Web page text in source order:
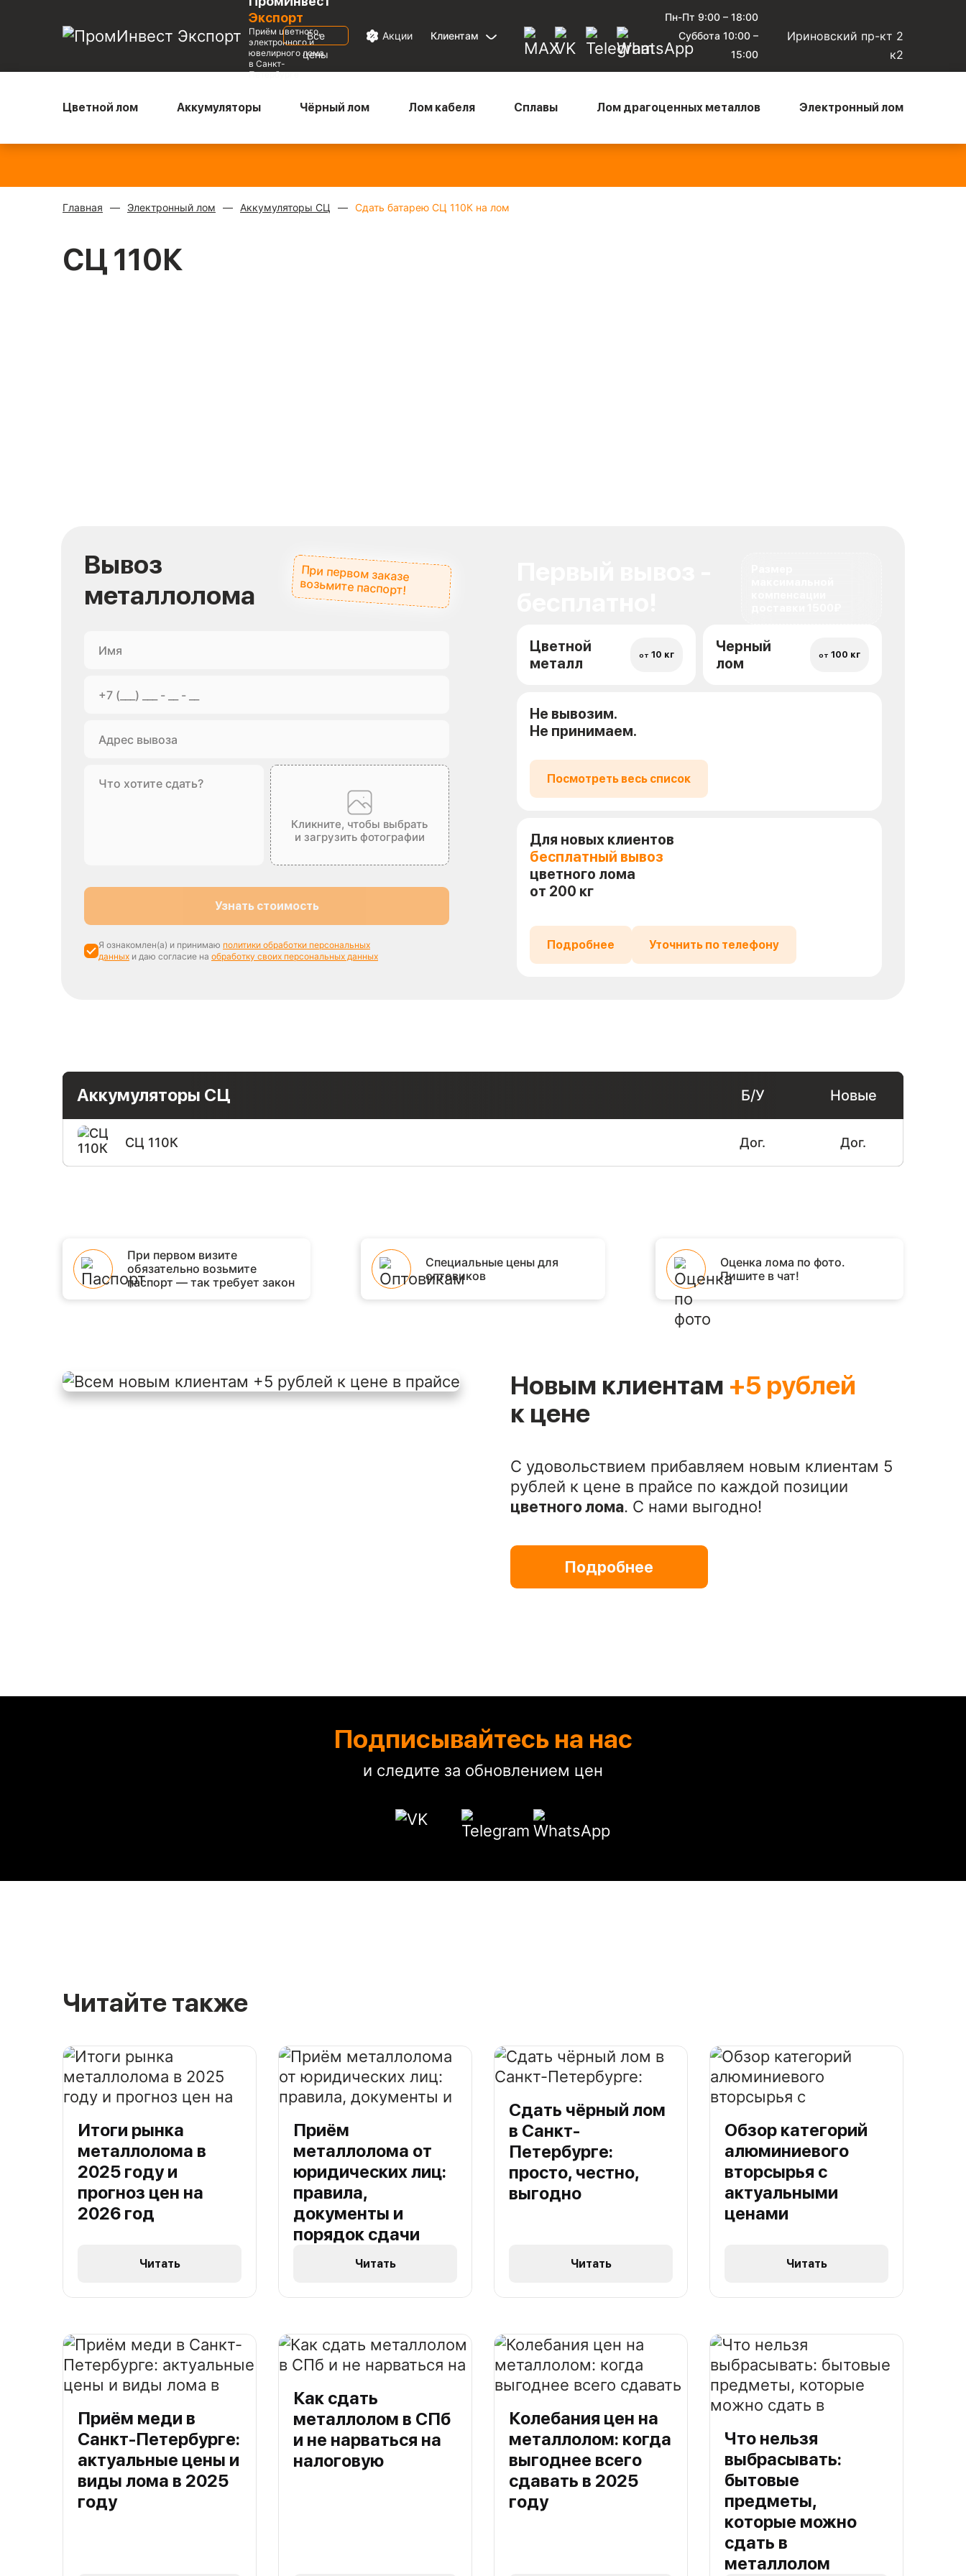
Экспорт
Приём цветного,
электронного и
ювелирного лома
в Санкт-
Петербурге
Все
цены
Акции Клиентам
Пн-Пт 9:00 – 18:00
Суббота 10:00 –
15:00
Ириновский пр-кт 2
к2
Цветной лом Аккумуляторы Чёрный лом Лом кабеля Сплавы Лом драгоценных металлов Электронный лом
Главная Электронный лом Аккумуляторы СЦ Сдать батарею СЦ 110К на лом
СЦ 110К
Вывоз
металлолома
При первом заказе
возьмите паспорт!
Кликните, чтобы выбрать
и загрузить фотографии
Узнать стоимость
Я ознакомлен(а) и принимаю политики обработки персональных
данных и даю согласие на обработку своих персональных данных
Цветной
металл
от 10 кг
Черный
лом
от 100 кг
Не вывозим.
Не принимаем.
Посмотреть весь список
Для новых клиентов
бесплатный вывоз
цветного лома
от 200 кг
Подробнее Уточнить по телефону
Аккумуляторы СЦ Б/У Новые
СЦ 110К Дог. Дог.
При первом визите
обязательно возьмите
паспорт — так требует закон
Специальные цены для
оптовиков
Оценка лома по фото.
Пишите в чат!
Новым клиентам +5 рублей
к цене
С удовольствием прибавляем новым клиентам 5
рублей к цене в прайсе по каждой позиции
цветного лома. С нами выгодно!
Подробнее
Подписывайтесь на нас
и следите за обновлением цен
Читайте также
Итоги рынка
металлолома в
2025 году и
прогноз цен на
2026 год
Читать
Приём
металлолома от
юридических лиц:
правила,
документы и
порядок сдачи
Читать
Сдать чёрный лом
в Санкт-
Петербурге:
просто, честно,
выгодно
Читать
Обзор категорий
алюминиевого
вторсырья с
актуальными
ценами
Читать
Приём меди в
Санкт-Петербурге:
актуальные цены и
виды лома в 2025
году
Как сдать
металлолом в СПб
и не нарваться на
налоговую
Колебания цен на
металлолом: когда
выгоднее всего
сдавать в 2025
году
Что нельзя
выбрасывать:
бытовые
предметы,
которые можно
сдать в
металлолом